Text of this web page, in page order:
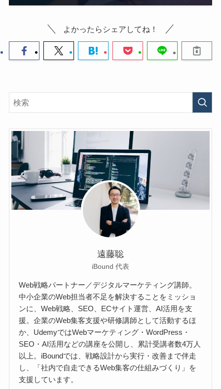
よかったらシェアしてね！
遠藤聡
iBound 代表
Web戦略パートナー／デジタルマーケティング講師。
中小企業のWeb担当者不足を解決することをミッショ
ンに、Web戦略、SEO、ECサイト運営、AI活用を支
援。企業のWeb集客支援や研修講師として活動するほ
か、UdemyではWebマーケティング・WordPress・
SEO・AI活用などの講座を公開し、累計受講者数4万人
以上。iBoundでは、戦略設計から実行・改善まで伴走
し、「社内で自走できるWeb集客の仕組みづくり」を
支援しています。